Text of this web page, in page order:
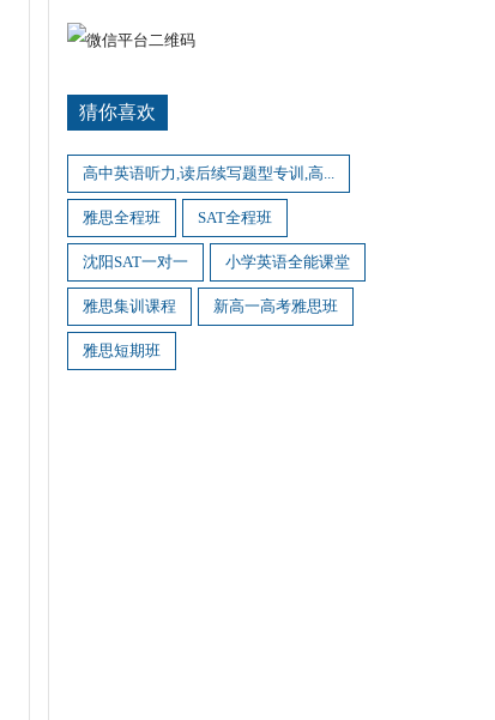
猜你喜欢
高中英语听力,读后续写题型专训,高...
雅思全程班 SAT全程班
沈阳SAT一对一 小学英语全能课堂
雅思集训课程 新高一高考雅思班
雅思短期班